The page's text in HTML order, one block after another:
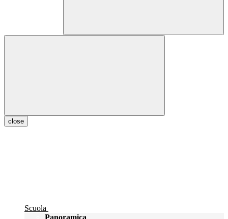
close
Scuola